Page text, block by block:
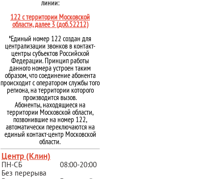
линии:
122 с территории Московской
области, далее 3 (доб.52212)
*Единый номер 122 создан для
централизации звонков в контакт-
центры субъектов Российской
Федерации. Принцип работы
данного номера устроен таким
образом, что соединение абонента
происходит с оператором службы того
региона, на территории которого
производится вызов.
Абоненты, находящиеся на
территории Московской области,
позвонившие на номер 122,
автоматически переключаются на
единый контакт-центр Московской
области.
Центр (Клин)
ПН-СБ
08:00-20:00
Без перерыва